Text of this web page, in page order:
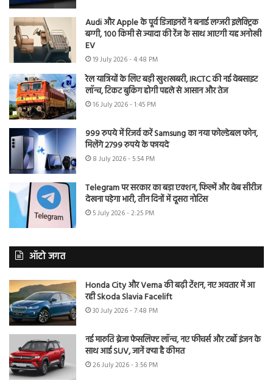
Audi और Apple के पूर्व डिजाइनरों ने बनाई लग्जरी इलेक्ट्रिक
बग्गी, 100 किमी से ज्यादा की रेंज के साथ आएगी यह अनोखी
EV
19 July 2026 - 4:48 PM
रेल यात्रियों के लिए बड़ी खुशखबरी, IRCTC की नई वेबसाइट
लॉन्च, टिकट बुकिंग होगी पहले से आसान और तेज
16 July 2026 - 1:45 PM
999 रुपये में रिजर्व करें Samsung का नया फोल्डेबल फोन,
मिलेंगे 2799 रुपये के फायदे
8 July 2026 - 5:54 PM
Telegram पर सरकार का बड़ा एक्शन, फिल्में और वेब सीरीज
देखना पड़ेगा भारी, तीन दिनों में दूसरा नोटिस
5 July 2026 - 2:25 PM
ऑटो जगत
Honda City और Verna की बढ़ी टेंशन, नए अवतार में आ
रही Skoda Slavia Facelift
30 July 2026 - 7:48 PM
नई मारुति ब्रेजा फेसलिफ्ट लॉन्च, नए फीचर्स और टर्बो इंजन के
साथ आई SUV, जानें क्या है कीमत
26 July 2026 - 3:56 PM